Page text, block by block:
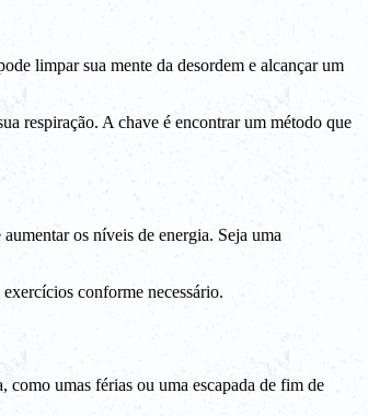
limpar sua mente da desordem e alcançar um
respiração. A chave é encontrar um método que
os níveis de energia. Seja uma
conforme necessário.
como umas férias ou uma escapada de fim de